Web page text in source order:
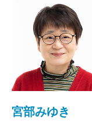
宮部みゆき